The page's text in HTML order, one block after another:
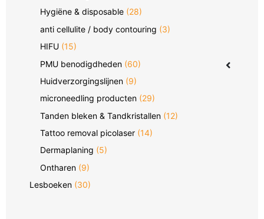
Hygiëne & disposable (28)
anti cellulite / body contouring (3)
HIFU (15)
PMU benodigdheden (60)
Huidverzorgingslijnen (9)
microneedling producten (29)
Tanden bleken & Tandkristallen (12)
Tattoo removal picolaser (14)
Dermaplaning (5)
Ontharen (9)
Lesboeken (30)